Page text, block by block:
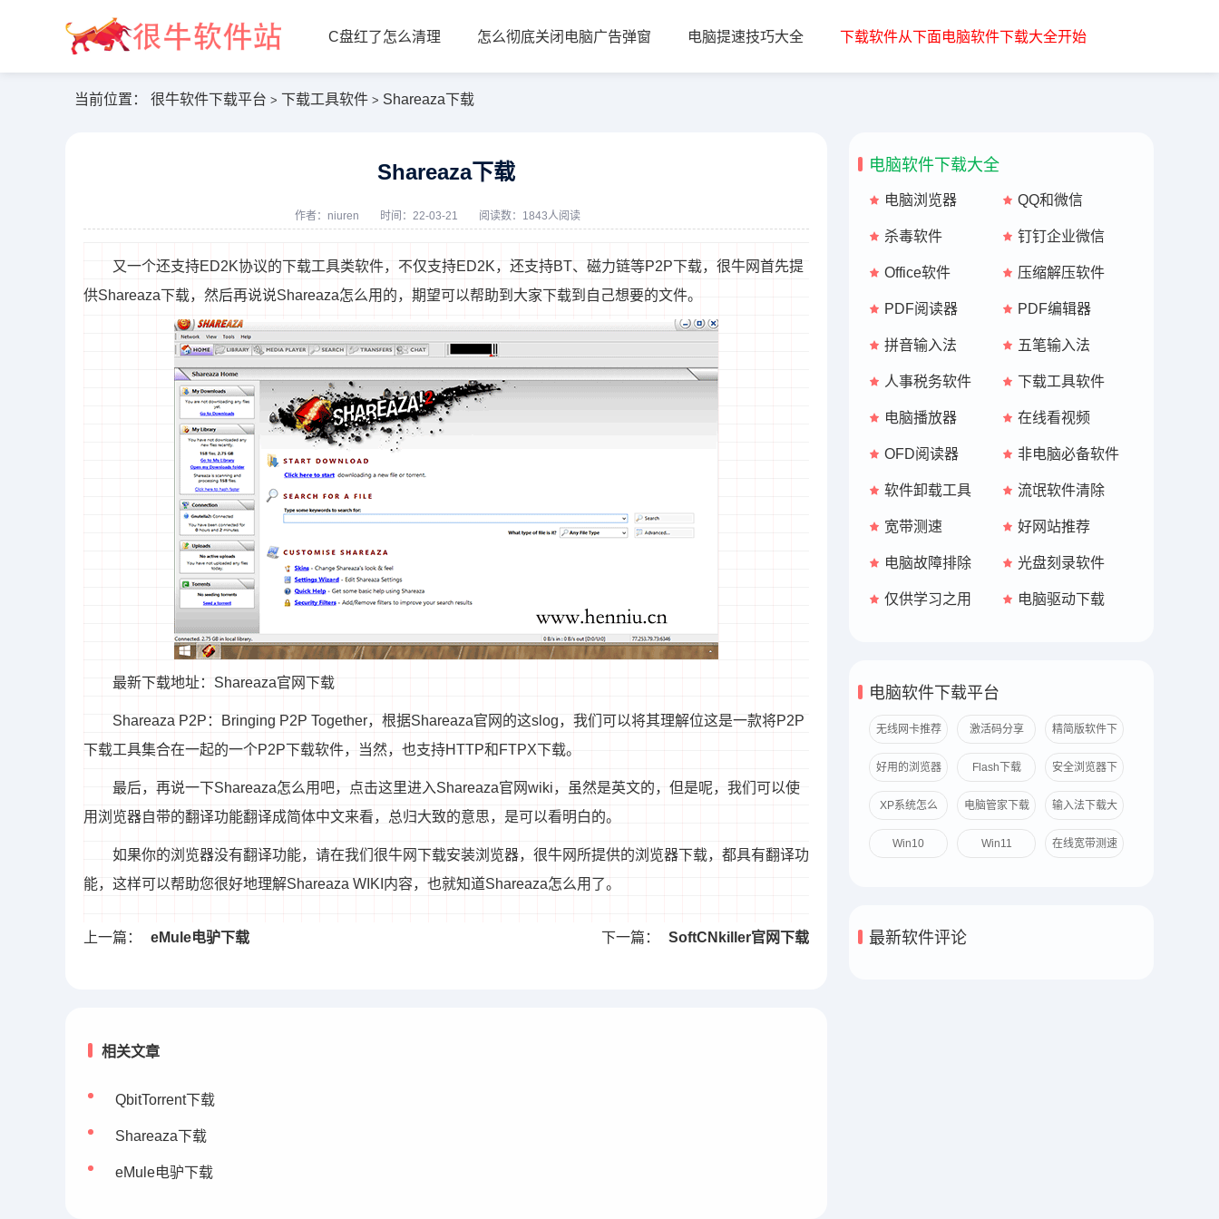
C盘红了怎么清理 怎么彻底关闭电脑广告弹窗 电脑提速技巧大全 下载软件从下面电脑软件下载大全开始
当前位置： 很牛软件下载平台 > 下载工具软件 > Shareaza下载
Shareaza下载
作者： niuren 时间：22-03-21 阅读数：1843人阅读
又一个还支持ED2K协议的下载工具类软件，不仅支持ED2K，还支持BT、磁力链等P2P下载，很牛网首先提
供Shareaza下载，然后再说说Shareaza怎么用的，期望可以帮助到大家下载到自己想要的文件。
最新下载地址：Shareaza官网下载
Shareaza P2P：Bringing P2P Together，根据Shareaza官网的这slog，我们可以将其理解位这是一款将P2P
下载工具集合在一起的一个P2P下载软件，当然，也支持HTTP和FTPX下载。
最后，再说一下Shareaza怎么用吧， 点击这里进入Shareaza官网wiki，虽然是英文的，但是呢，我们可以使
用浏览器自带的翻译功能翻译成简体中文来看，总归大致的意思，是可以看明白的。
如果你的浏览器没有翻译功能，请在我们很牛网下载安装浏览器，很牛网所提供的浏览器下载，都具有翻译功
能，这样可以帮助您很好地理解Shareaza WIKI内容，也就知道Shareaza怎么用了。
上一篇： eMule电驴下载 下一篇： SoftCNkiller官网下载
相关文章
QbitTorrent下载
Shareaza下载
eMule电驴下载
电脑软件下载大全
电脑浏览器 QQ和微信
杀毒软件 钉钉企业微信
Office软件 压缩解压软件
PDF阅读器 PDF编辑器
拼音输入法 五笔输入法
人事税务软件 下载工具软件
电脑播放器 在线看视频
OFD阅读器 非电脑必备软件
软件卸载工具 流氓软件清除
宽带测速 好网站推荐
电脑故障排除 光盘刻录软件
仅供学习之用 电脑驱动下载
电脑软件下载平台
无线网卡推荐 激活码分享 精简版软件下
载
好用的浏览器
推荐
Flash下载 安全浏览器下
载
XP系统怎么
激活
电脑管家下载 输入法下载大
全
Win10
Win11 在线宽带测速
最新软件评论